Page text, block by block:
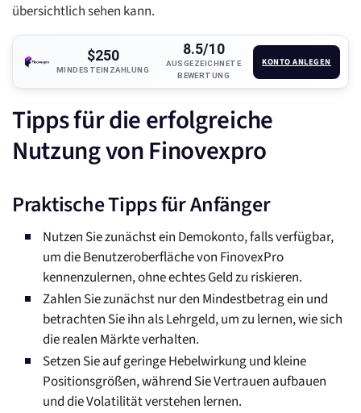
übersichtlich sehen kann.
$250
MINDESTEINZAHLUNG
8.5/10
AUSGEZEICHNETE
BEWERTUNG
KONTO ANLEGEN
Tipps für die erfolgreiche
Nutzung von Finovexpro
Praktische Tipps für Anfänger
Nutzen Sie zunächst ein Demokonto, falls verfügbar,
um die Benutzeroberfläche von FinovexPro
kennenzulernen, ohne echtes Geld zu riskieren.
Zahlen Sie zunächst nur den Mindestbetrag ein und
betrachten Sie ihn als Lehrgeld, um zu lernen, wie sich
die realen Märkte verhalten.
Setzen Sie auf geringe Hebelwirkung und kleine
Positionsgrößen, während Sie Vertrauen aufbauen
und die Volatilität verstehen lernen.